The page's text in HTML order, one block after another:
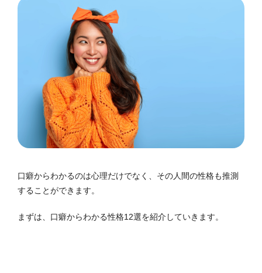
口癖からわかるのは心理だけでなく、その人間の性格も推測
することができます。
まずは、口癖からわかる性格12選を紹介していきます。